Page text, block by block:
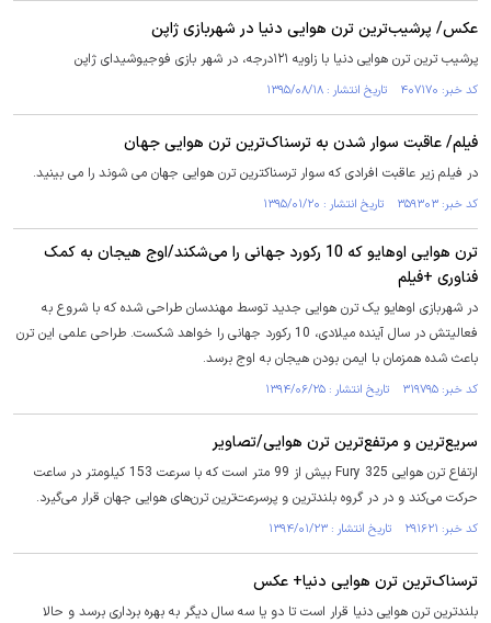
عکس/ پرشیب‌ترین ترن هوایی دنیا در شهربازی ژاپن
پرشیب ترین ترن هوایی دنیا با زاویه ۱۲۱درجه، در شهر بازی فوجیوشیدای ژاپن
کد خبر: ۴۰۷۱۷۰ تاریخ انتشار : ۱۳۹۵/۰۸/۱۸
فیلم/ عاقبت سوار شدن به ترسناک‌ترین ترن هوایی جهان
در فیلم زیر عاقبت افرادی که سوار ترسناکترین ترن هوایی جهان می شوند را می بینید.
کد خبر: ۳۵۹۳۰۳ تاریخ انتشار : ۱۳۹۵/۰۱/۲۰
ترن هوایی اوهایو که 10 رکورد جهانی را می‌شکند/اوج هیجان به کمک
فناوری +فیلم
در شهربازی اوهایو یک ترن هوایی جدید توسط مهندسان طراحی شده که با شروع به
فعالیتش در سال آینده میلادی، 10 رکورد جهانی را خواهد شکست. طراحی علمی این ترن
باعث شده همزمان با ایمن بودن هیجان به اوج برسد.
کد خبر: ۳۱۹۷۹۵ تاریخ انتشار : ۱۳۹۴/۰۶/۲۵
سریع‌ترین و مرتفع‌ترین ترن هوایی/تصاویر
ارتفاع ترن هوایی Fury 325 بیش از 99 متر است که با سرعت 153 کیلومتر در ساعت
حرکت می‌کند و در در گروه بلندترین و پرسرعت‌ترین ترن‌های هوایی جهان قرار می‌گیرد.
کد خبر: ۲۹۱۶۲۱ تاریخ انتشار : ۱۳۹۴/۰۱/۲۳
ترسناک‌ترین ترن هوایی دنیا+ عکس
بلندترین ترن هوایی دنیا قرار است تا دو یا سه سال دیگر به بهره برداری برسد و حالا